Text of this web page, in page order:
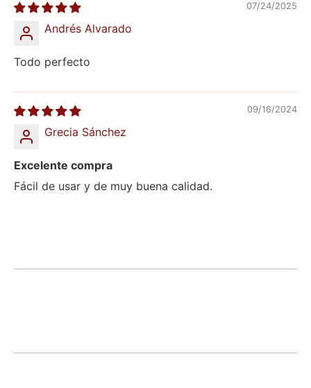
07/24/2025
Andrés Alvarado
Todo perfecto
09/16/2024
Grecia Sánchez
Excelente compra
Fácil de usar y de muy buena calidad.